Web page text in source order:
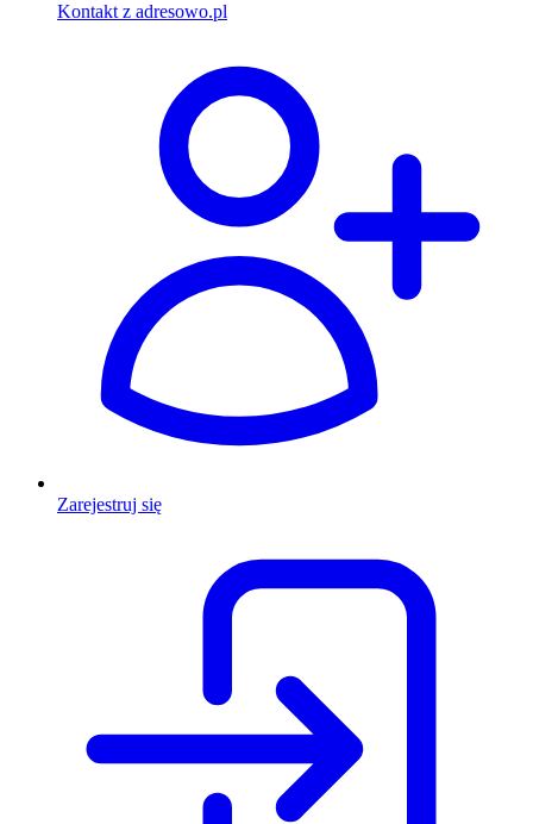
Kontakt z adresowo.pl
Zarejestruj się